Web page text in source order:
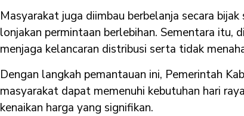
Masyarakat juga diimbau berbelanja secara
lonjakan permintaan berlebihan. Sementara itu,
menjaga kelancaran distribusi serta tidak
Dengan langkah pemantauan ini, Pemerintah
masyarakat dapat memenuhi kebutuhan hari
kenaikan harga yang signifikan.